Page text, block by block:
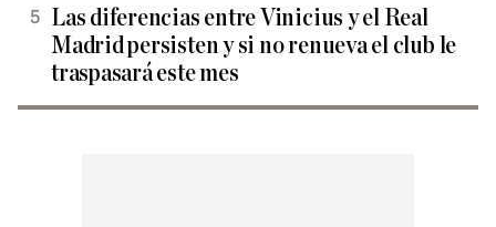
Las diferencias entre Vinicius y el Real
Madrid persisten y si no renueva el club le
traspasará este mes